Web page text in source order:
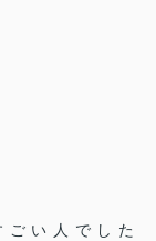
い人でした